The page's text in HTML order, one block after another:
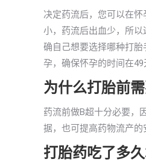
决定药流后，您可以在
小，药流后出血少，所
确自己想要选择哪种打
孕，确保怀孕的时间在
为什么打胎前
药流前做B超十分必要，
据，也可提高药物流产的
打胎药吃了多